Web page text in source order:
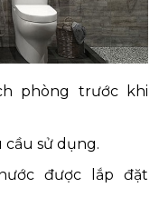
phòng trước khi
cầu sử dụng.
được lắp đặt